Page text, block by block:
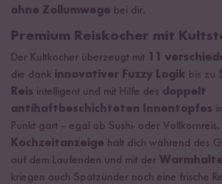
ohne Zollumwege bei dir.
Premium Reiskocher mit
Der Kultkocher überzeugt mit 11
die dank innovativer Fuzzy Logik bis zu
Reis intelligent und mit Hilfe des doppelt
antihaftbeschichteten Innentopfes
Punkt gart – egal ob Sushi- oder Vollkornreis.
Kochzeitanzeige hält dich während des
auf dem Laufenden und mit der
kriegen auch Spätzünder noch eine frische